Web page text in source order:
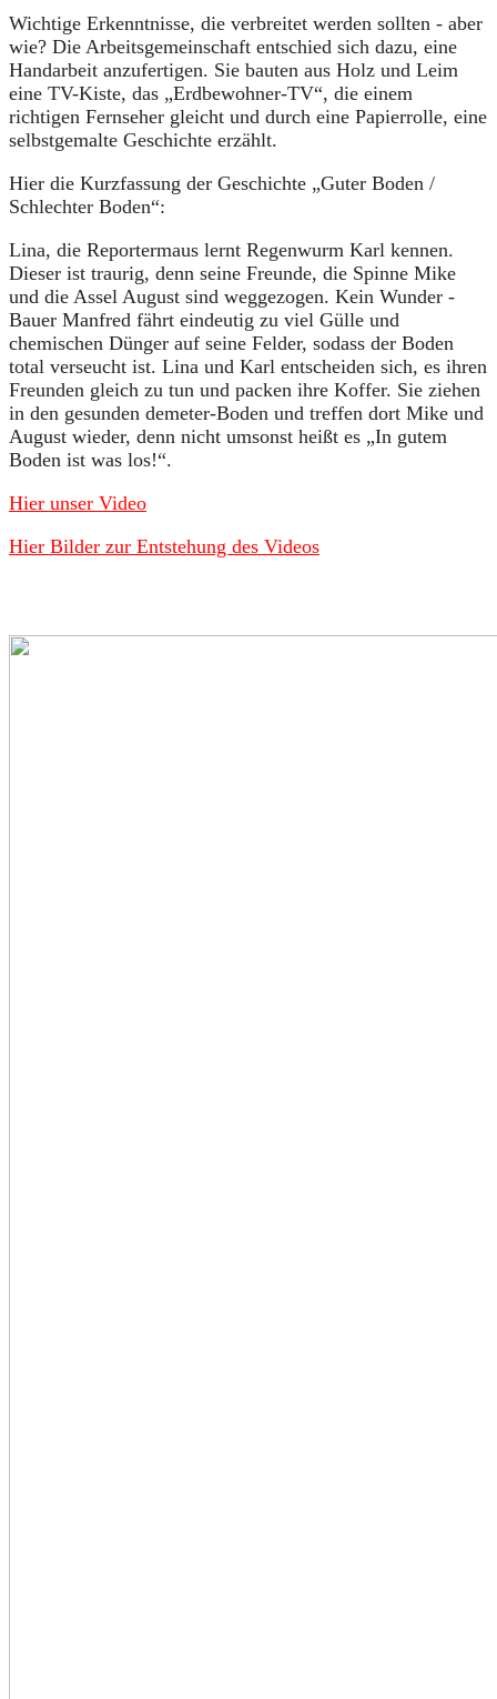
Wichtige Erkenntnisse, die verbreitet werden sollten - aber
wie? Die Arbeitsgemeinschaft entschied sich dazu, eine
Handarbeit anzufertigen. Sie bauten aus Holz und Leim
eine TV-Kiste, das „Erdbewohner-TV“, die einem
richtigen Fernseher gleicht und durch eine Papierrolle, eine
selbstgemalte Geschichte erzählt.
Hier die Kurzfassung der Geschichte „Guter Boden /
Schlechter Boden“:
Lina, die Reportermaus lernt Regenwurm Karl kennen.
Dieser ist traurig, denn seine Freunde, die Spinne Mike
und die Assel August sind weggezogen. Kein Wunder -
Bauer Manfred fährt eindeutig zu viel Gülle und
chemischen Dünger auf seine Felder, sodass der Boden
total verseucht ist. Lina und Karl entscheiden sich, es ihren
Freunden gleich zu tun und packen ihre Koffer. Sie ziehen
in den gesunden demeter-Boden und treffen dort Mike und
August wieder, denn nicht umsonst heißt es „In gutem
Boden ist was los!“.
Hier unser Video
Hier Bilder zur Entstehung des Videos